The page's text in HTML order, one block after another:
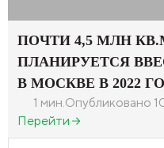
ПОЧТИ 4,5 МЛН
ПЛАНИРУЕТСЯ
В МОСКВЕ В 2022
1 мин. Опубликовано
Перейти